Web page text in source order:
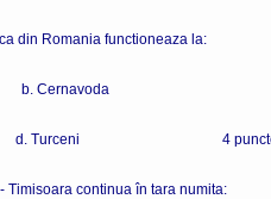
din Romania functioneaza la:
4
Timisoara continua în tara numita: